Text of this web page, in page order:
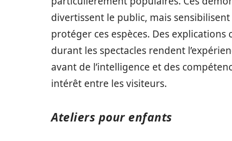
divertissent le public, mais
protéger ces espèces. Des
durant les spectacles rendent
avant de l’intelligence et des
intérêt entre les visiteurs.
Ateliers pour enfants